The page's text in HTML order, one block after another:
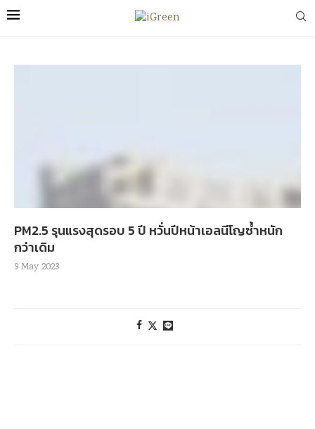
PM2.5 รุนแรงสุดรอบ 5 ปี หวั่นปีหน้าเอลนีโญซ้ำหนัก
กว่าเดิม
9 May 2023